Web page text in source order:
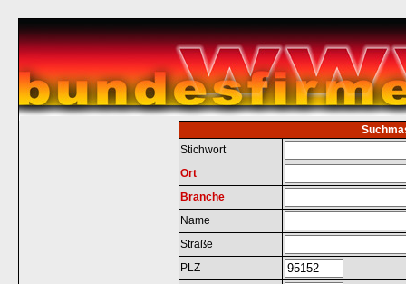
Stichwort
Ort
Branche
Name
Straße
PLZ